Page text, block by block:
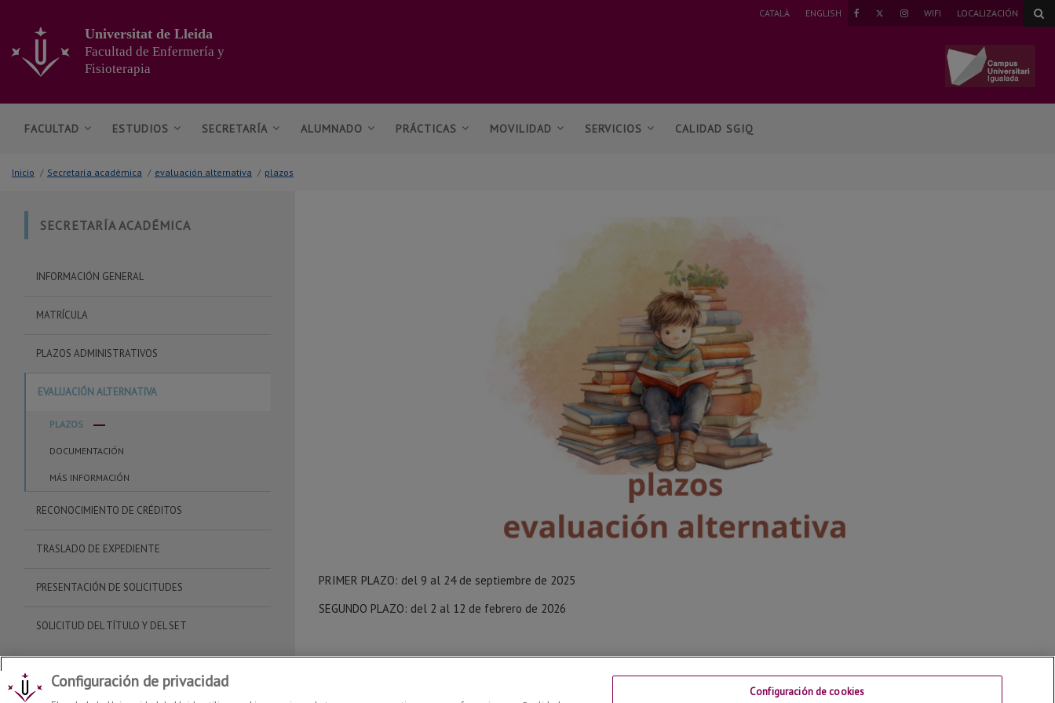
contenido
principal
página
FAEBOOKTWITTERINSTAGRAM
WIFI LOCALIZACIÓN
CATALÀ ENGLISH
Universitat de Lleida
Facultad de Enfermería y
Fisioterapia
FACULTAD ESTUDIOS SECRETARÍA ALUMNADO PRÁCTICAS MOVILIDAD SERVICIOS CALIDAD SGIQ
Inicio / Secretaría académica / evaluación alternativa / plazos
SECRETARÍA ACADÉMICA
INFORMACIÓN GENERAL
MATRÍCULA
PLAZOS ADMINISTRATIVOS
EVALUACIÓN ALTERNATIVA
PLAZOS
DOCUMENTACIÓN
MÁS INFORMACIÓN
RECONOCIMIENTO DE CRÉDITOS
TRASLADO DE EXPEDIENTE
PRESENTACIÓN DE SOLICITUDES
SOLICITUD DEL TÍTULO Y DEL SET
PRIMER PLAZO: del 9 al 24 de septiembre de 2025
SEGUNDO PLAZO: del 2 al 12 de febrero de 2026
Configuración de privacidad
Configuración de cookies